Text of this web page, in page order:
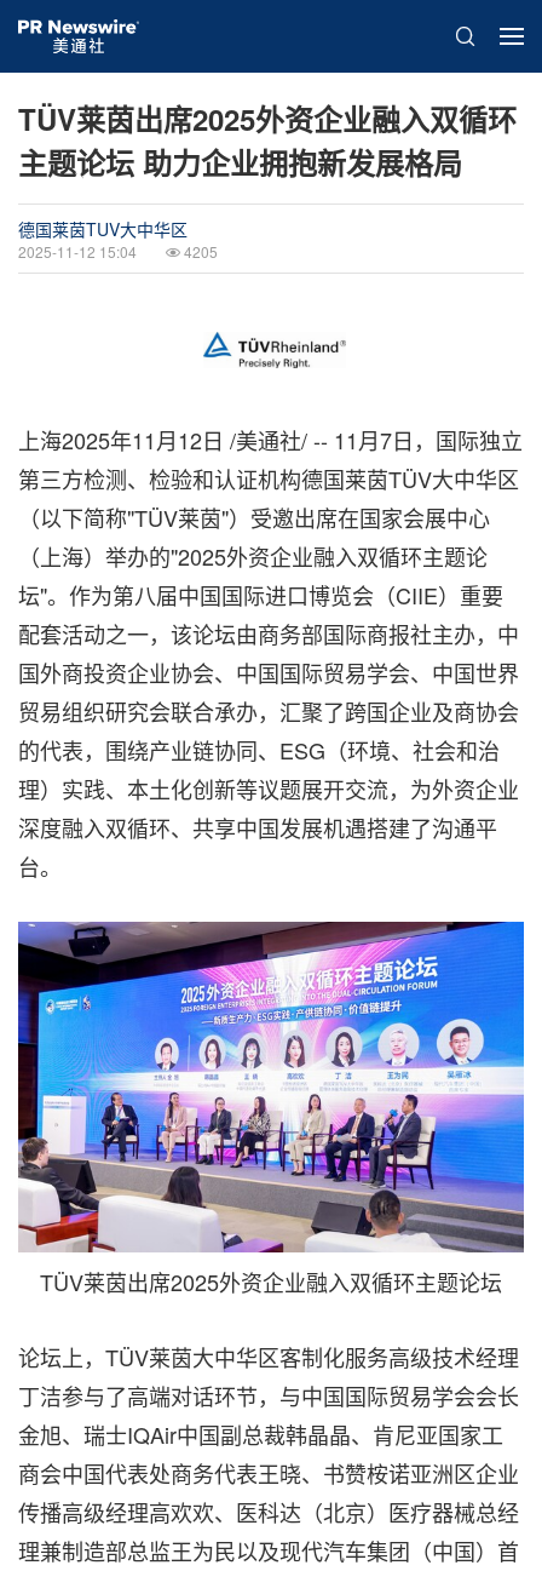
TÜV莱茵出席2025外资企业融入双循环
主题论坛 助力企业拥抱新发展格局
德国莱茵TUV大中华区
2025-11-12 15:04 4205
上海2025年11月12日 /美通社/ -- 11月7日，国际独立
第三方检测、检验和认证机构德国莱茵TÜV大中华区
（以下简称"TÜV莱茵"）受邀出席在国家会展中心
（上海）举办的"2025外资企业融入双循环主题论
坛"。作为第八届中国国际进口博览会（CIIE）重要
配套活动之一，该论坛由商务部国际商报社主办，中
国外商投资企业协会、中国国际贸易学会、中国世界
贸易组织研究会联合承办，汇聚了跨国企业及商协会
的代表，围绕产业链协同、ESG（环境、社会和治
理）实践、本土化创新等议题展开交流，为外资企业
深度融入双循环、共享中国发展机遇搭建了沟通平
台。
TÜV莱茵出席2025外资企业融入双循环主题论坛
论坛上，TÜV莱茵大中华区客制化服务高级技术经理
丁洁参与了高端对话环节，与中国国际贸易学会会长
金旭、瑞士IQAir中国副总裁韩晶晶、肯尼亚国家工
商会中国代表处商务代表王晓、书赞桉诺亚洲区企业
传播高级经理高欢欢、医科达（北京）医疗器械总经
理兼制造部总监王为民以及现代汽车集团（中国）首